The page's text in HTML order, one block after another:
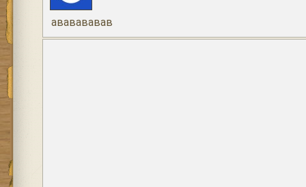
ававававав